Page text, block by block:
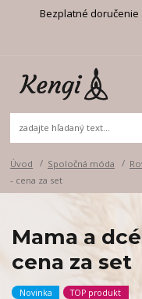
Bezplatné doručenie
Úvod Spoločná móda
- cena za set
Mama a
cena za set
Novinka TOP produkt